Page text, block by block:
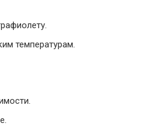
температурам.